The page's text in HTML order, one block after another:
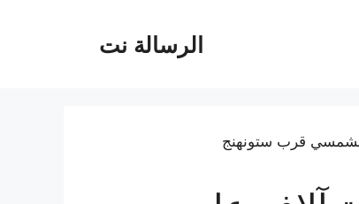
الرسالة نت